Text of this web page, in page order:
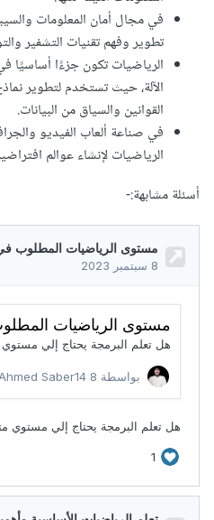
في مجال أمان المعلومات
تطوير وفهم تقنيات التشفير
الرياضيات تكون جزءًا أساسيًا
الآلة، حيث تستخدم لتطوير
القوانين والسياق من البيانات.
في صناعة ألعاب الفيديو
الرياضيات لإنشاء عوالم
أسئلة مشابهة:-